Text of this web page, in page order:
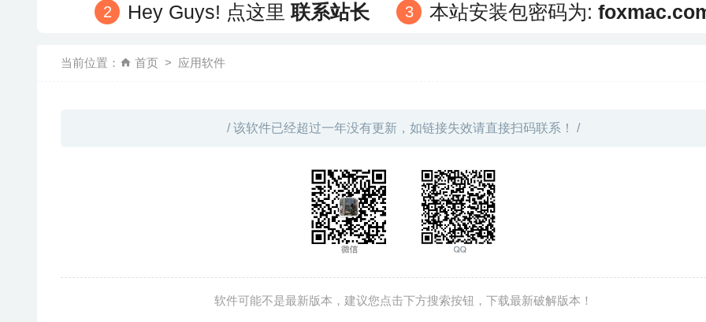
Hey Guys! 点这里联系站长 本站安装包密码为:
当前位置： 首页 应用软件
/ 该软件已经超过一年没有更新，如链接失效请直接扫码联系！ /
软件可能不是最新版本，建议您点击下方搜索按钮，下载最新破解版本！